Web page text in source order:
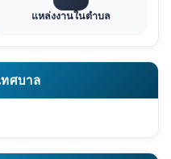
แหล่งงานในตำบล
ทศบาล